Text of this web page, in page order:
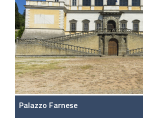
Palazzo Farnese